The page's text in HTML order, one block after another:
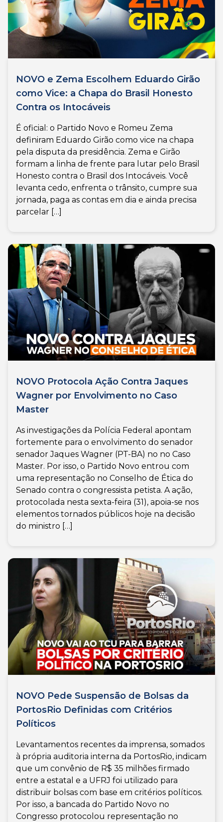
NOVO e Zema Escolhem Eduardo Girão
como Vice: a Chapa do Brasil Honesto
Contra os Intocáveis
É oficial: o Partido Novo e Romeu Zema
definiram Eduardo Girão como vice na chapa
pela disputa da presidência. Zema e Girão
formam a linha de frente para lutar pelo Brasil
Honesto contra o Brasil dos Intocáveis. Você
levanta cedo, enfrenta o trânsito, cumpre sua
jornada, paga as contas em dia e ainda precisa
parcelar […]
NOVO Protocola Ação Contra Jaques
Wagner por Envolvimento no Caso
Master
As investigações da Polícia Federal apontam
fortemente para o envolvimento do senador
senador Jaques Wagner (PT-BA) no no Caso
Master. Por isso, o Partido Novo entrou com
uma representação no Conselho de Ética do
Senado contra o congressista petista. A ação,
protocolada nesta sexta-feira (31), apoia-se nos
elementos tornados públicos hoje na decisão
do ministro […]
NOVO Pede Suspensão de Bolsas da
PortosRio Definidas com Critérios
Políticos
Levantamentos recentes da imprensa, somados
à própria auditoria interna da PortosRio, indicam
que um convênio de R$ 35 milhões firmado
entre a estatal e a UFRJ foi utilizado para
distribuir bolsas com base em critérios políticos.
Por isso, a bancada do Partido Novo no
Congresso protocolou representação no